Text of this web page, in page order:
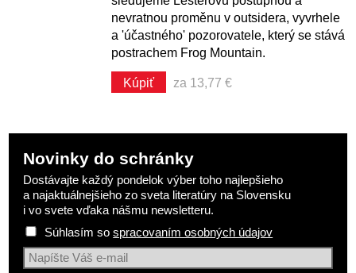
nevratnou proměnu v outsidera, vyvrhele
a 'účastného' pozorovatele, který se stává
postrachem Frog Mountain.
Kúpiť za 13,77 €
Novinky do schránky
Dostávajte každý pondelok výber toho najlepšieho
a najaktuálnejšieho zo sveta literatúry na Slovensku
i vo svete vďaka nášmu newsletteru.
Súhlasím sospracovaním osobných údajov